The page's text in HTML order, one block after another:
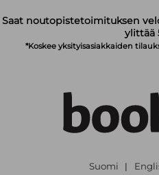
Saat noutopistetoimituksen
ylittää
*Koskee yksityisasiakkaiden
Suomi |